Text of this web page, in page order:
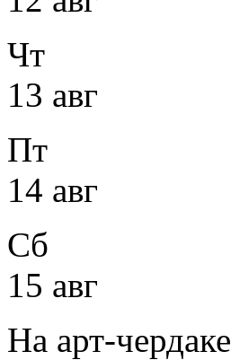
Чт
13 авг
Пт
14 авг
Сб
15 авг
На арт-чердаке